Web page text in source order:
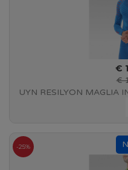
€
€
UYN RESILYON MAGLIA
A MANICHE LUNGHE
-25%